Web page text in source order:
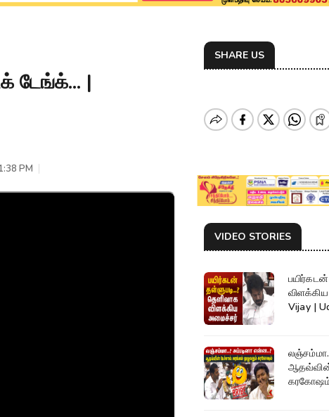
டேங்க்... |
PM
SHARE US
VIDEO STORIES
Vijay |
ஆதவ்வின்
கரகோஷம்